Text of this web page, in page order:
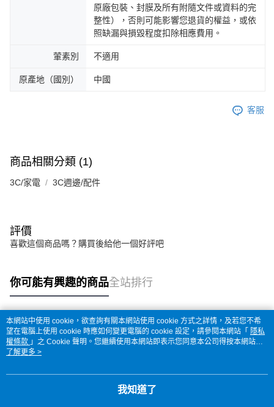
原廠包裝、封膜及所有附隨文件或資料的完
整性），否則可能影響您退貨的權益，或依
照缺漏與損毀程度扣除相應費用。
葷素別 不適用
原產地（國別） 中國
客服
商品相關分類 (1)
3C/家電 3C週邊/配件
評價
喜歡這個商品嗎？購買後給他一個好評吧
你可能有興趣的商品全站排行
熱門標籤
本網站中使用 cookie，欲查詢有關本網站使用 cookie 方式之詳情，及若您不希
望在電腦上使用 cookie 時應如何變更電腦的 cookie 設定，請參閱本網站「 隱私
權條款 」之 Cookie 聲明。您繼續使用本網站即表示您同意本公司得按本網站使
用條款之 Cookie 聲明使用 cookie。
了解更多 >
我知道了